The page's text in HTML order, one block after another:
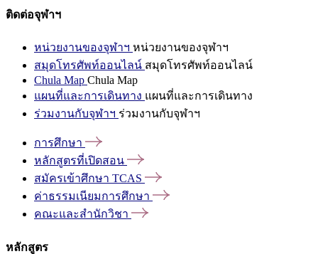
ติดต่อจุฬาฯ
หน่วยงานของจุฬาฯ หน่วยงานของจุฬาฯ
สมุดโทรศัพท์ออนไลน์ สมุดโทรศัพท์ออนไลน์
Chula Map Chula Map
แผนที่และการเดินทาง แผนที่และการเดินทาง
ร่วมงานกับจุฬาฯ ร่วมงานกับจุฬาฯ
การศึกษา
หลักสูตรที่เปิดสอน
สมัครเข้าศึกษา TCAS
ค่าธรรมเนียมการศึกษา
คณะและสำนักวิชา
หลักสูตร